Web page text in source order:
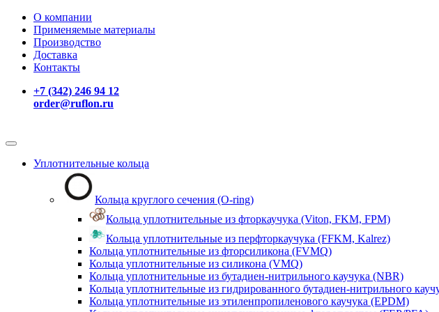
О компании
Применяемые материалы
Производство
Доставка
Контакты
+7 (342) 246 94 12
order@ruflon.ru
Уплотнительные кольца
Кольца круглого сечения (O-ring)
Кольца уплотнительные из фторкаучука (Viton, FKM, FPM)
Кольца уплотнительные из перфторкаучука (FFKM, Kalrez)
Кольца уплотнительные из фторсиликона (FVMQ)
Кольца уплотнительные из силикона (VMQ)
Кольца уплотнительные из бутадиен-нитрильного каучука (NBR)
Кольца уплотнительные из гидрированного бутадиен-нитрильного
Кольца уплотнительные из этиленпропиленового каучука (EPDM)